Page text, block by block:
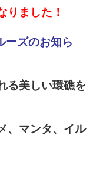
りました！
ーズのお知ら
る美しい環礁を
、マンタ、イル